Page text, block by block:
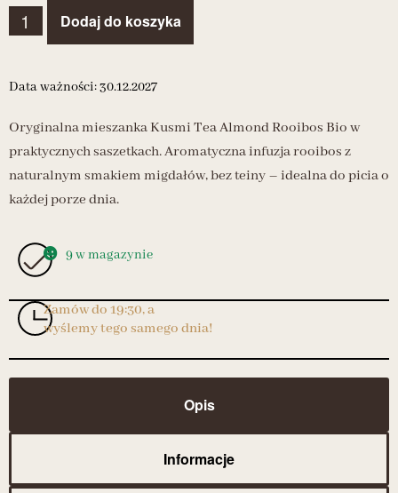
Dodaj do koszyka
Data ważności: 30.12.2027
Oryginalna mieszanka Kusmi Tea Almond Rooibos Bio w
praktycznych saszetkach. Aromatyczna infuzja rooibos z
naturalnym smakiem migdałów, bez teiny – idealna do picia o
każdej porze dnia.
9 w magazynie
Zamów do 19:30, a
wyślemy tego samego dnia!
Opis
Informacje